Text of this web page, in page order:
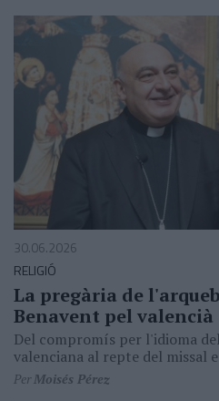
30.06.2026
RELIGIÓ
La pregària de
Benavent pel valencià
Del compromís per l'idioma
valenciana al repte del missal
PerMoisés Pérez